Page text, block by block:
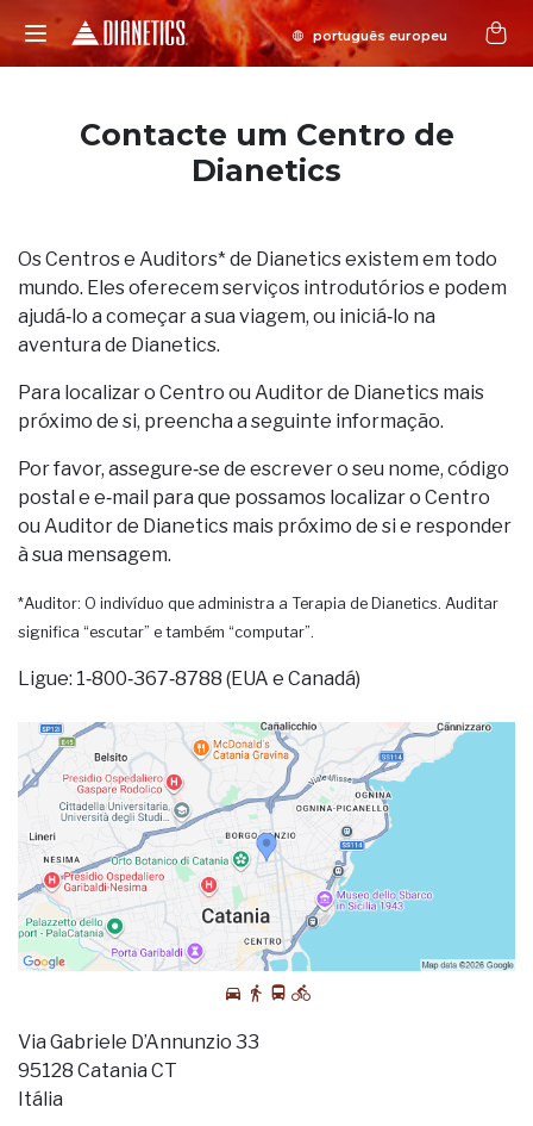
Contacte um Centro de
Dianetics
Os Centros e Auditors* de Dianetics existem em todo
mundo. Eles oferecem serviços introdutórios e podem
ajudá‑lo a começar a sua viagem, ou iniciá‑lo na
aventura de Dianetics.
Para localizar o Centro ou Auditor de Dianetics mais
próximo de si, preencha a seguinte informação.
Por favor, assegure‑se de escrever o seu nome, código
postal e e‑mail para que possamos localizar o Centro
ou Auditor de Dianetics mais próximo de si e responder
à sua mensagem.
*Auditor: O indivíduo que administra a Terapia de Dianetics. Auditar
significa “escutar” e também “computar”.
Ligue: 1‑800‑367‑8788 (EUA e Canadá)
Via Gabriele D’Annunzio 33
95128 Catania CT
Itália